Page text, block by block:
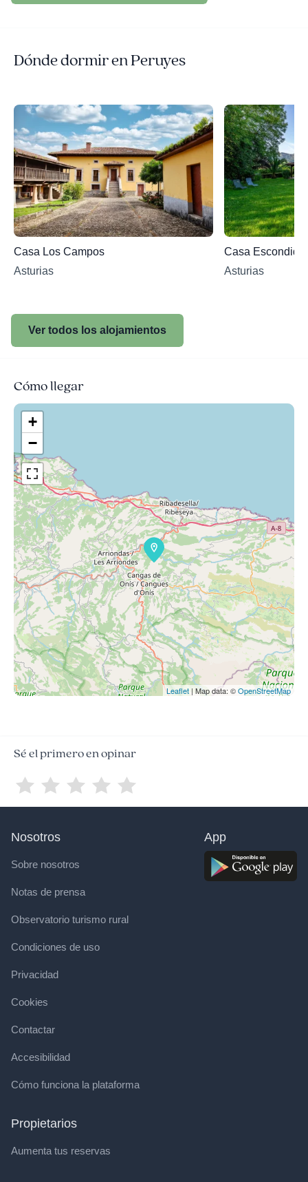
Dónde dormir en Peruyes
Casa Los Campos
Asturias
Casa Escondida
Asturias
Ver todos los alojamientos
Cómo llegar
+
−
Leaflet | Map data: ©OpenStreetMap
Sé el primero en opinar
Nosotros
Sobre nosotros
Notas de prensa
Observatorio turismo rural
Condiciones de uso
Privacidad
Cookies
Contactar
Accesibilidad
Cómo funciona la plataforma
Propietarios
Aumenta tus reservas
App